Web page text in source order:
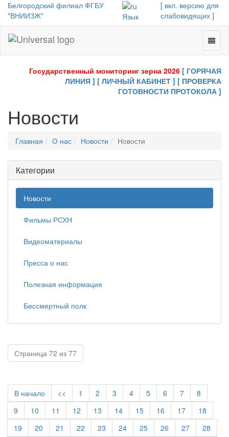
Белгородский филиал ФГБУ
"ВНИИЗЖ"
Язык
[ вкл. версию для
слабовидящих ]
-
Toggle
Государственный мониторинг зерна 2026 [ ГОРЯЧАЯ
ЛИНИЯ ] [ ЛИЧНЫЙ КАБИНЕТ ] [ ПРОВЕРКА
ГОТОВНОСТИ ПРОТОКОЛА ]
Новости
Главная О нас Новости Новости
Категории
Новости
Фильмы РСХН
Видеоматериалы
Пресса о нас
Полезная информация
Бессмертный полк
Страница 72 из 77
В начало << 1 2 3 4 5 6 7
8
9
10 11 12 13 14 15 16 17
18
19
20 21 22 23 24 25 26 27
28